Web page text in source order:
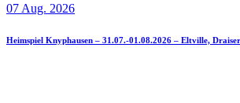
07 Aug. 2026
Heimspiel Knyphausen – 31.07.-01.08.2026 – Eltville,